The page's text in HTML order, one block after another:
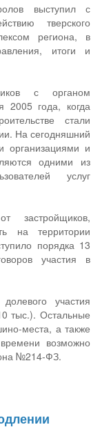
выступил с
тверского
региона, в
итоги и
с органом
2005 года, когда
стали
На сегодняшний
организациями и
одними из
услуг
на территории
порядка 13
участия в
участия
тыс.). Остальные
места, а также
возможно
№214-ФЗ.